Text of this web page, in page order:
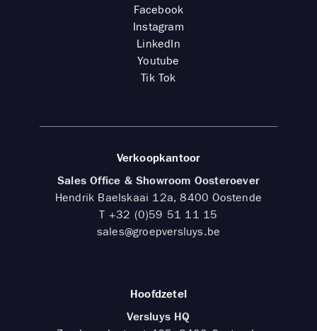
Facebook
Instagram
LinkedIn
Youtube
Tik Tok
Verkoopkantoor
Sales Office & Showroom Oosteroever
Hendrik Baelskaai 12a, 8400 Oostende
T +32 (0)59 51 11 15
sales@groepversluys.be
Hoofdzetel
Versluys HQ